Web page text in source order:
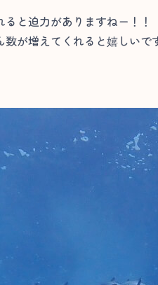
と迫力がありますねー！！
が増えてくれると嬉しいで